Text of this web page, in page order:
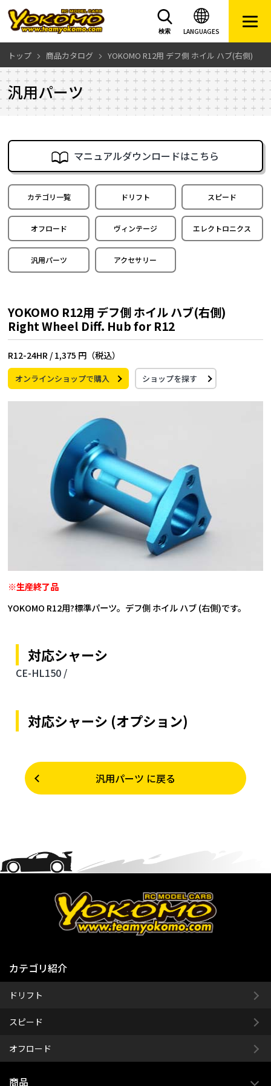
LANGUAGES
検索
トップ 商品カタログ YOKOMO R12用 デフ側 ホイル ハブ(右側)
汎用パーツ
マニュアルダウンロードはこちら
カテゴリ一覧 ドリフト スピード
オフロード ヴィンテージ エレクトロニクス
汎用パーツ アクセサリー
YOKOMO R12用 デフ側 ホイル ハブ(右側)
Right Wheel Diff. Hub for R12
R12-24HR / 1,375 円（税込）
オンラインショップで購入 ショップを探す
※生産終了品
YOKOMO R12用?標準パーツ。デフ側 ホイル ハブ (右側)です。
対応シャーシ
CE-HL150 /
対応シャーシ (オプション)
汎用パーツ に戻る
カテゴリ紹介
ドリフト
スピード
オフロード
商品